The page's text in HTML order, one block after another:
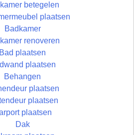
betegelen
plaatsen
Badkamer
renoveren
Bad plaatsen
plaatsen
Behangen
plaatsen
plaatsen
plaatsen
Dak